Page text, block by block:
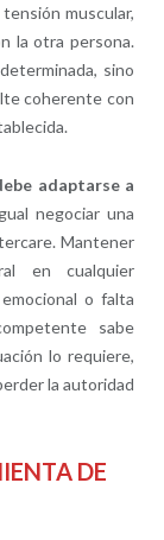
muscular,
la otra persona.
sino
coherente con
adaptarse a
negociar una
Mantener
en cualquier
o falta
sabe
lo requiere,
la autoridad
DE